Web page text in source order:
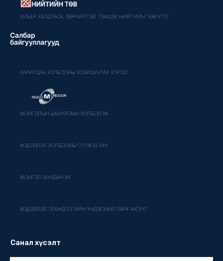
КИБЕР ХАЛДЛАГА, ЗӨРЧИЛТЭЙ ТЭМЦЭХ НИЙТИЙН ТӨВ УТҮГ
Салбар
байгууллагууд
ХАРИЛЦАА ХОЛБООНЫ ЗОХИЦУУЛАХ ХОРОО
МОНГОЛЫН ЦАХИЛГААН ХОЛБОО ХК
МЭДЭЭЛЭЛ ХОЛБООНЫ СҮЛЖЭЭ ХХК
МОНГОЛ ШУУДАН ХК
МЭДЭЭЛЭЛ ТЕХНОЛОГИЙН ҮНДЭСНИЙ ПАРК ААТУҮГ
Санал хүсэлт